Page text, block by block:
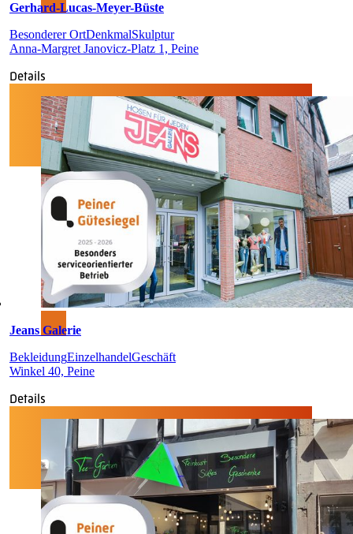
Gerhard-Lucas-Meyer-Büste
Besonderer OrtDenkmalSkulptur
Anna-Margret Janovicz-Platz 1, Peine
Details
Jeans Galerie
BekleidungEinzelhandelGeschäft
Winkel 40, Peine
Details